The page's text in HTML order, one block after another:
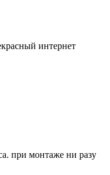
интернет
при монтаже ни разу